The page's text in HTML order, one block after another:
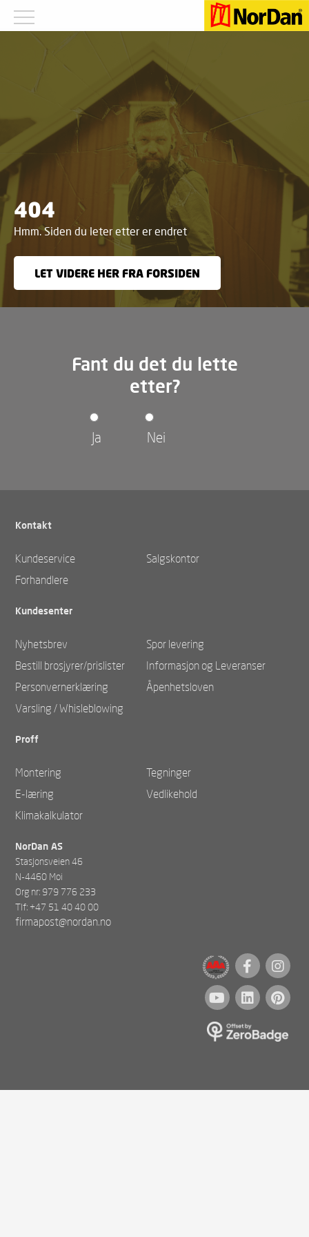
404
Hmm. Siden du leter etter er endret
LET VIDERE HER FRA FORSIDEN
Fant du det du lette
etter?
Ja Nei
Kontakt
Kundeservice
Salgskontor
Forhandlere
Kundesenter
Nyhetsbrev
Spor levering
Bestill brosjyrer/prislister
Informasjon og Leveranser
Personvernerklæring
Åpenhetsloven
Varsling / Whisleblowing
Proff
Montering
Tegninger
E-læring
Vedlikehold
Klimakalkulator
NorDan AS
Stasjonsveien 46
N-4460 Moi
Org nr: 979 776 233
Tlf: +47 51 40 40 00
firmapost@nordan.no